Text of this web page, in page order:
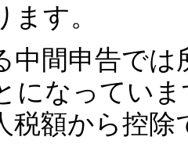
す。
中間申告で
になってい
税額から控除